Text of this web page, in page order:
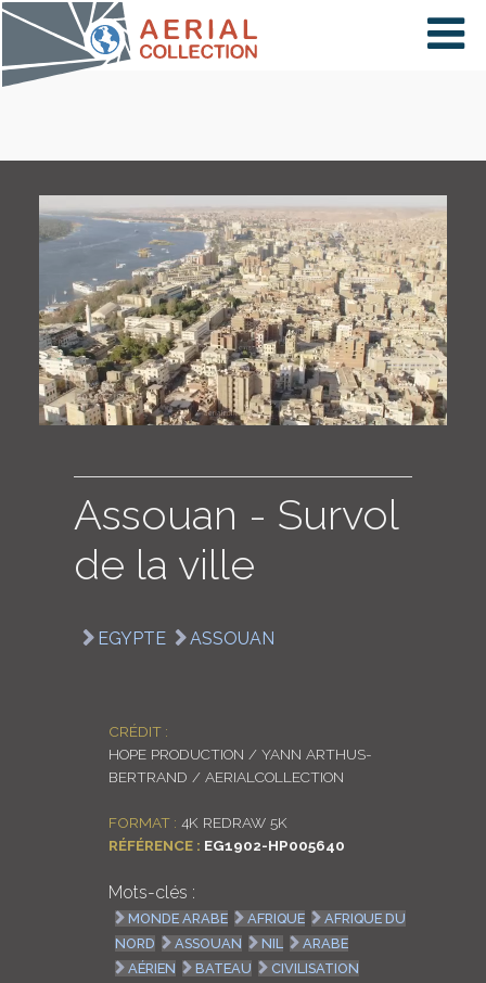
×
PAYS
CARTE
COLLECTIONS
LOGIN
Assouan - Survol
de la ville
EGYPTE ASSOUAN
CRÉDIT :
HOPE PRODUCTION / YANN ARTHUS-
BERTRAND / AERIALCOLLECTION
FORMAT : 4K REDRAW 5K
RÉFÉRENCE : EG1902-HP005640
Mots-clés :
MONDE ARABE AFRIQUE
AFRIQUE DU
NORD
ASSOUAN NIL
ARABE
AÉRIEN
BATEAU
CIVILISATION